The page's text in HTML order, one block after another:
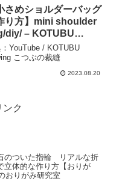
さめショルダーバッグ
り方】mini shoulder
diy/ – KOTUBU
こつぶの裁縫
YouTube / KOTUBU
こつぶの裁縫
2023.08.20
ンク
ついた指輪 リアルな折
体的な作り方【おりが
おりがみ研究室